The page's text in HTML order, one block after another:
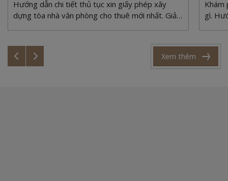
Hướng dẫn chi tiết thủ tục xin giấy phép xây
dựng tòa nhà văn phòng cho thuê mới nhất. Giải
Khám
gì.
Xem thêm